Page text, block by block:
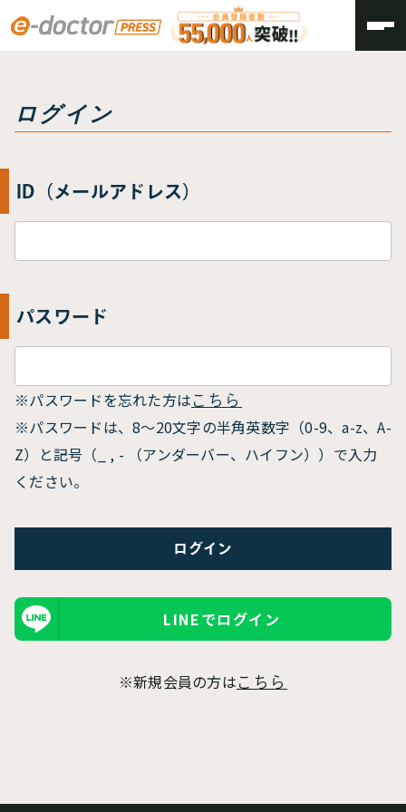
トップ
ログイン
ID（メールアドレス）
パスワード
※パスワードを忘れた方は こちら
※パスワードは、8〜20文字の半角英数字（0-9、a-z、A-
Z）と記号（_ , - （アンダーバー、ハイフン））で入力
ください。
LINEでログイン
※新規会員の方は こちら